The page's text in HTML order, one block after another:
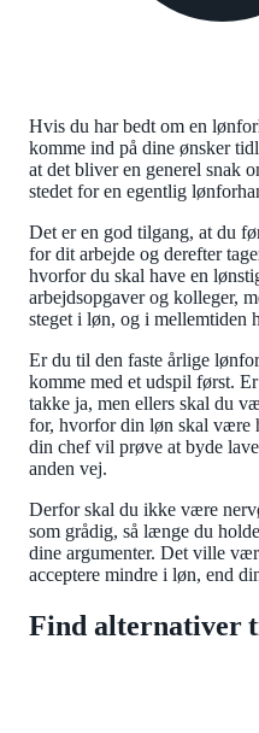
Hvis du har bedt om en
komme ind på dine ønsker
at det bliver en generel snak
stedet for en egentlig
Det er en god tilgang, at du
for dit arbejde og derefter
hvorfor du skal have en
arbejdsopgaver og kolleger,
steget i løn, og i mellemtiden
Er du til den faste årlige
komme med et udspil først.
takke ja, men ellers skal du
for, hvorfor din løn skal være
din chef vil prøve at byde
anden vej.
Derfor skal du ikke være
som grådig, så længe du
dine argumenter. Det ville
acceptere mindre i løn, end
Find alternativer